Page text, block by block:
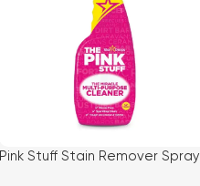
Pink Stuff Stain Remover Spray